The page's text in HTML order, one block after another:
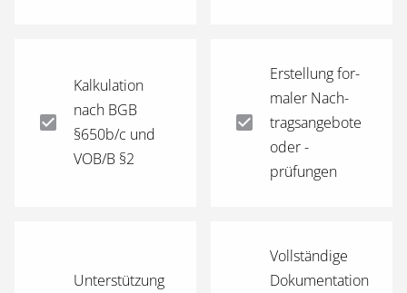
Kal­ku­la­ti­on
nach BGB
§650b/c und
VOB/B §2
Er­stel­lung for­
ma­ler Nach­
trags­an­ge­bo­te
oder -
prüfungen
Un­ter­stüt­zung
Voll­stän­di­ge
Do­ku­men­ta­ti­on